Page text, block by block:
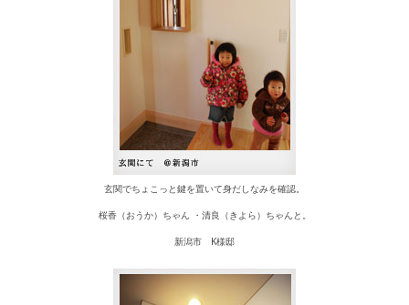
玄関でちょこっと鍵を置いて身だしなみを確認。
桜香（おうか）ちゃん ・清良（きよら）ちゃんと。
新潟市 K様邸